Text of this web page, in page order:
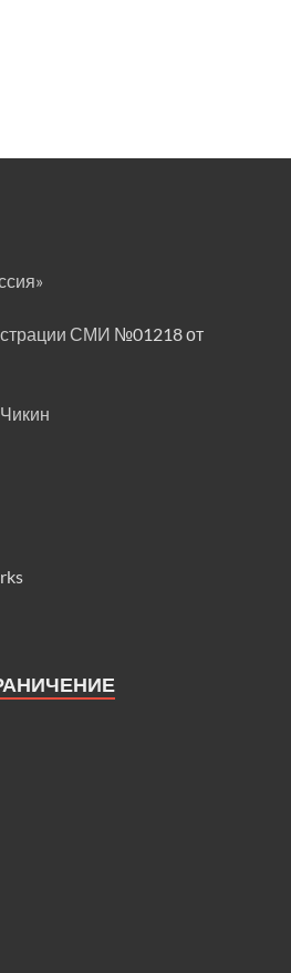
СМИ №01218 от